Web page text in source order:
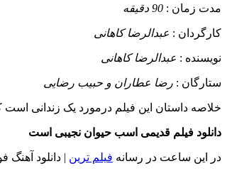
مدت زمان : 90 دقیقه
کارگردان : عبدالرضا کاهانی
نويسنده : عبدالرضا کاهانی
ستارگان : رضا عطاران و حبیب رضایی
خلاصه داستان این فیلم درمورد یک زندانی است که 24 ساعت مرخصی از زندان گرفته و سعی دارد در این مدت از جوانان سو استفاده کرده و پولی به جیب بزند
دانلود فیلم قدیمی اسب حیوان نجیبی است
در این ساعت در رسانه فیلم ترین | دانلود